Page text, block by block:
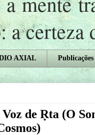
a certeza
AXIAL Publicações
de Ṛta (O